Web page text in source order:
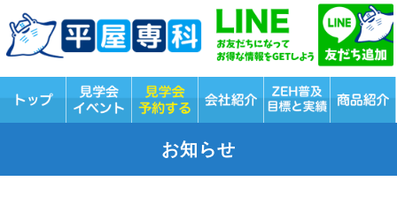
お知らせ